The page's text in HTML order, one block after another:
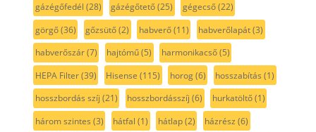
gázégőfedél (28) gázégőtető(25) gégecső(22)
görgő(36) gőzsütő(2) habverő(11) habverőlapát(3)
habverőszár(7) hajtómű(5) harmonikacső(5)
HEPA Filter(39) Hisense (115) horog(6) hosszabítás (1)
hosszbordás szíj (21) hosszbordásszíj (6) hurkatöltő(1)
három szintes (3) hátfal (1) hátlap(2) házrész (6)